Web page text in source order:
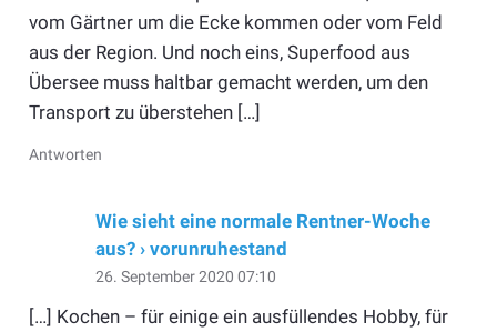
vom Gärtner um die Ecke kommen oder vom Feld
aus der Region. Und noch eins, Superfood aus
Übersee muss haltbar gemacht werden, um den
Transport zu überstehen […]
Antworten
Wie sieht eine normale Rentner-Woche
aus? › vorunruhestand
26. September 2020 07:10
[…] Kochen – für einige ein ausfüllendes Hobby, für